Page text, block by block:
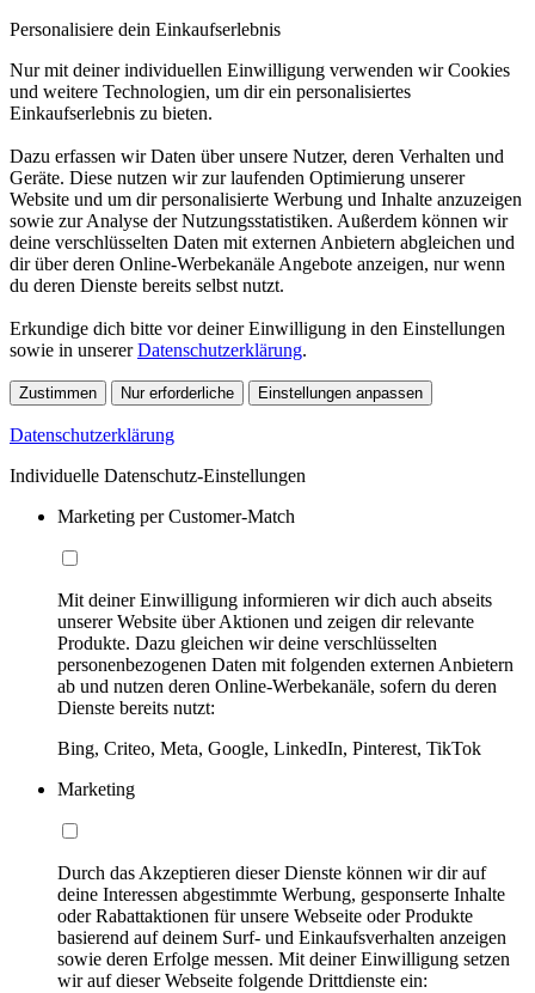
Personalisiere dein Einkaufserlebnis
Nur mit deiner individuellen Einwilligung verwenden wir Cookies
und weitere Technologien, um dir ein personalisiertes
Einkaufserlebnis zu bieten.
Dazu erfassen wir Daten über unsere Nutzer, deren Verhalten und
Geräte. Diese nutzen wir zur laufenden Optimierung unserer
Website und um dir personalisierte Werbung und Inhalte anzuzeigen
sowie zur Analyse der Nutzungsstatistiken. Außerdem können wir
deine verschlüsselten Daten mit externen Anbietern abgleichen und
dir über deren Online-Werbekanäle Angebote anzeigen, nur wenn
du deren Dienste bereits selbst nutzt.
Erkundige dich bitte vor deiner Einwilligung in den Einstellungen
sowie in unsererDatenschutzerklärung.
Zustimmen Nur erforderliche Einstellungen anpassen
Datenschutzerklärung
Individuelle Datenschutz-Einstellungen
Marketing per Customer-Match
Mit deiner Einwilligung informieren wir dich auch abseits
unserer Website über Aktionen und zeigen dir relevante
Produkte. Dazu gleichen wir deine verschlüsselten
personenbezogenen Daten mit folgenden externen Anbietern
ab und nutzen deren Online-Werbekanäle, sofern du deren
Dienste bereits nutzt:
Bing, Criteo, Meta, Google, LinkedIn, Pinterest, TikTok
Marketing
Durch das Akzeptieren dieser Dienste können wir dir auf
deine Interessen abgestimmte Werbung, gesponserte Inhalte
oder Rabattaktionen für unsere Webseite oder Produkte
basierend auf deinem Surf- und Einkaufsverhalten anzeigen
sowie deren Erfolge messen. Mit deiner Einwilligung setzen
wir auf dieser Webseite folgende Drittdienste ein: